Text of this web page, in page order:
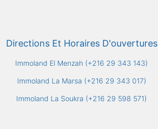
Directions Et Horaires D'ouvertures
Immoland El Menzah (+216 29 343 143)
Immoland La Marsa (+216 29 343 017)
Immoland La Soukra (+216 29 598 571)